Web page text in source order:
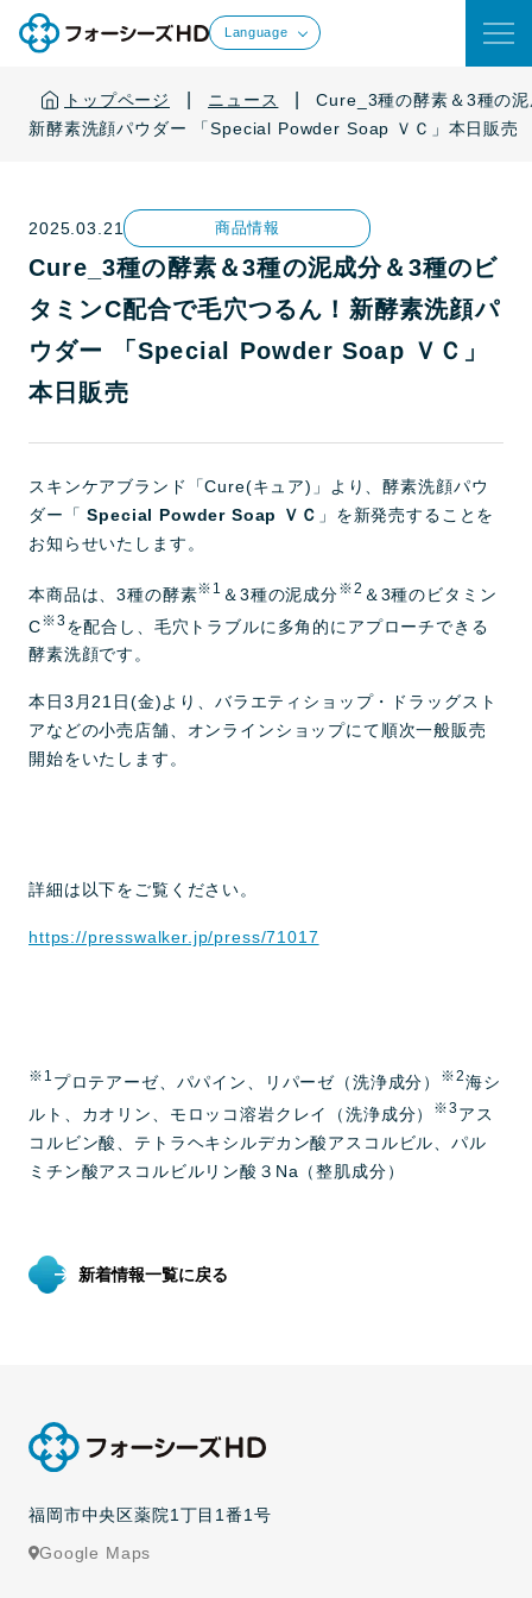
Language
トップページ ニュース
Cure_3種の酵素＆3種の
新酵素洗顔パウダー 「Special Powder Soap ＶＣ」本日販売
2025.03.21 商品情報
Cure_3種の酵素＆3種の泥成分＆3種のビ
タミンC配合で毛穴つるん！新酵素洗顔パ
ウダー 「Special Powder Soap ＶＣ」
本日販売
スキンケアブランド「Cure(キュア)」より、酵素洗顔パウ
ダー「 Special Powder Soap ＶＣ 」を新発売することを
お知らせいたします。
本商品は、3種の酵素※1 ＆3種の泥成分※2 ＆3種のビタミン
C※3を配合し、毛穴トラブルに多角的にアプローチできる
酵素洗顔です。
本日3月21日(金)より、バラエティショップ・ドラッグスト
アなどの小売店舗、オンラインショップにて順次一般販売
開始をいたします。
詳細は以下をご覧ください。
https://presswalker.jp/press/71017
※1 プロテアーゼ、パパイン、リパーゼ（洗浄成分） ※2海シ
ルト、カオリン、モロッコ溶岩クレイ（洗浄成分）
※3アス
コルビン酸、テトラヘキシルデカン酸アスコルビル、パル
ミチン酸アスコルビルリン酸３Na（整肌成分）
新着情報一覧に戻る
福岡市中央区薬院1丁目1番1号
Google Maps